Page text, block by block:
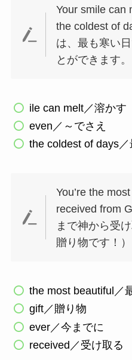
Your smile can
the coldest of
は、最も寒い
とができます。
ile can melt／溶かす
even／～でさえ
the coldest of days
You’re the
received from
まで神から受
贈り物です！）
the most beautiful／
gift／贈り物
ever／今までに
received／受け取る